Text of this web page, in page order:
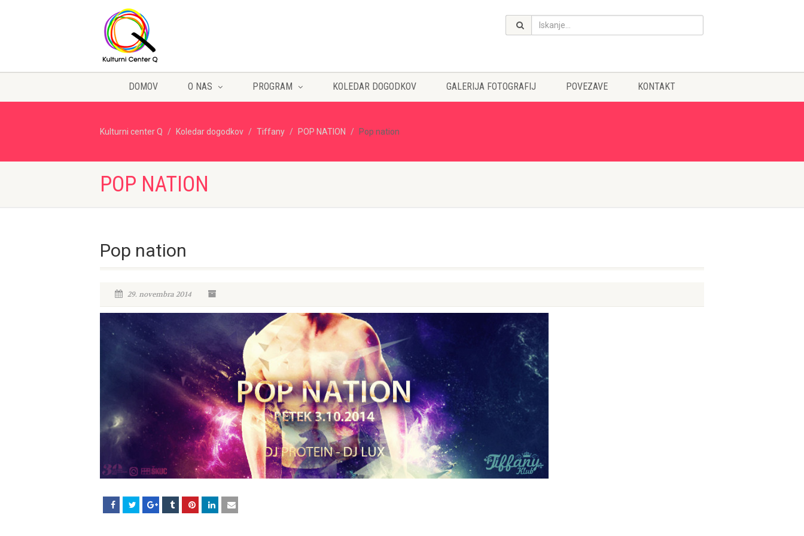
DOMOV O NAS PROGRAM KOLEDAR DOGODKOV GALERIJA FOTOGRAFIJ POVEZAVE KONTAKT
Kulturni center Q Koledar dogodkov Tiffany POP NATION Pop nation
POP NATION
Pop nation
29. novembra 2014